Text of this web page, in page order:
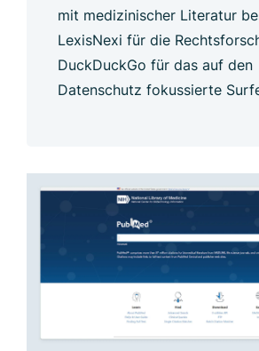
mit medizinischer Literatur
LexisNexi für die
DuckDuckGo für das auf den
Datenschutz fokussierte